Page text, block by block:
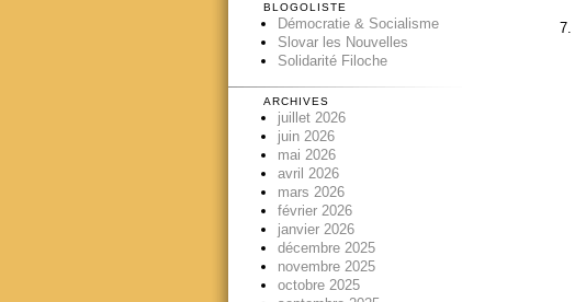
BLOGOLISTE
Démocratie & Socialisme
Slovar les Nouvelles
Solidarité Filoche
ARCHIVES
juillet 2026
juin 2026
mai 2026
avril 2026
mars 2026
février 2026
janvier 2026
décembre 2025
novembre 2025
octobre 2025